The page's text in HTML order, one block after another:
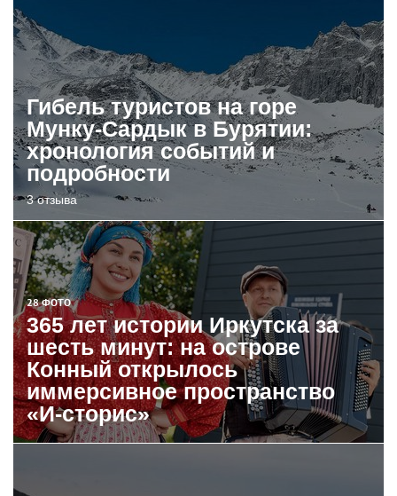
Гибель туристов на горе
Мунку-Сардык в Бурятии:
хронология событий и
подробности
3 отзыва
28 ФОТО
365 лет истории Иркутска за
шесть минут: на острове
Конный открылось
иммерсивное пространство
«И-сторис»